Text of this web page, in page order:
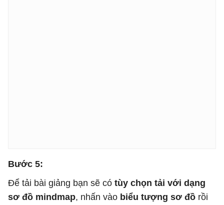
Bước 5:
Để tải bài giảng bạn sẽ có tùy chọn tải với dạng
sơ đồ mindmap, nhấn vào biểu tượng sơ đồ rồi